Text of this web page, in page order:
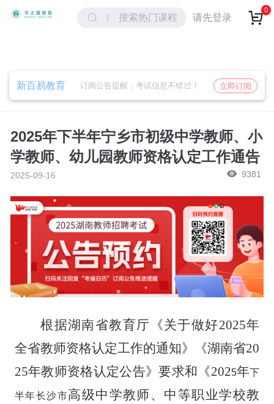
搜索热门课程 请先登录
0
取消 确定
新百易教育 订阅公告提醒，考试信息不错过！ 立即订阅
2025年下半年宁乡市初级中学教师、小
学教师、幼儿园教师资格认定工作通告
2025-09-16 9381
根据湖南省教育厅《关于做好2025年
全省教师资格认定工作的通知》《湖南省20
25年教师资格认定公告》要求和《2025年下
半年长沙市高级中学教师、中等职业学校教